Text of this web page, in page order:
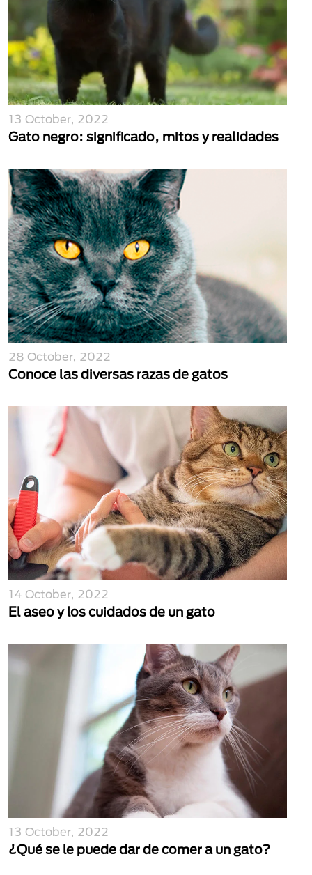
13 October, 2022
Gato negro: significado, mitos y realidades
28 October, 2022
Conoce las diversas razas de gatos
14 October, 2022
El aseo y los cuidados de un gato
13 October, 2022
¿Qué se le puede dar de comer a un gato?